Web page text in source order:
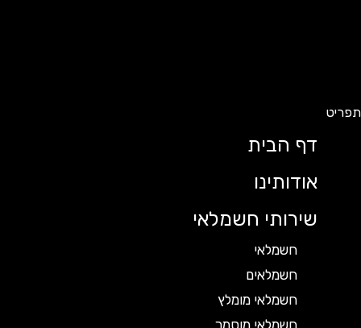
דף הבית
אודותינו
שירותי חשמלאי
חשמלאי
חשמלאים
חשמלאי מומלץ
חשמלאי מוסמך